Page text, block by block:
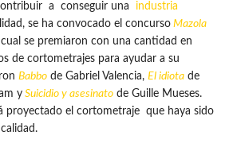
a conseguir una industria
se ha convocado el concurso Mazola
se premiaron con una cantidad en
de cortometrajes para ayudar a su
Babbo de Gabriel Valencia, El idiota de
y Suicidio y asesinato de Guille Mueses.
proyectado el cortometraje que haya sido